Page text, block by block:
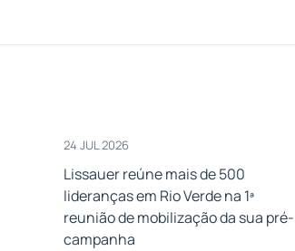
24 JUL 2026
Lissauer reúne mais de 500
lideranças em Rio Verde na 1ª
reunião de mobilização da sua pré-
campanha